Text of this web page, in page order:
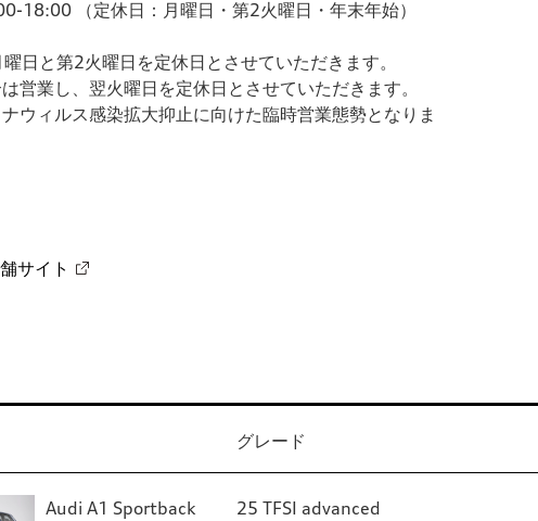
18:00 （定休日：月曜日・第2火曜日・年末年始）
日と第2火曜日を定休日とさせていただきます。
営業し、翌火曜日を定休日とさせていただきます。
ウィルス感染拡大抑止に向けた臨時営業態勢となりま
サイト
グレード
Audi A1 Sportback 25 TFSI advanced